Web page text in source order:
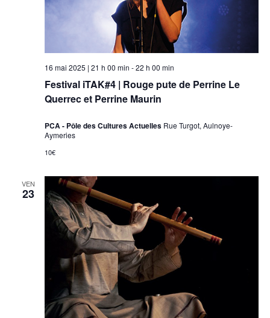
Festival iTAK#4 | Rouge pute de Perrine Le
Querrec et Perrine Maurin
16 mai 2025 | 21 h 00 min -22 h 00 min
PCA - Pôle des Cultures Actuelles Rue Turgot, Aulnoye-
Aymeries
10€
VEN
23